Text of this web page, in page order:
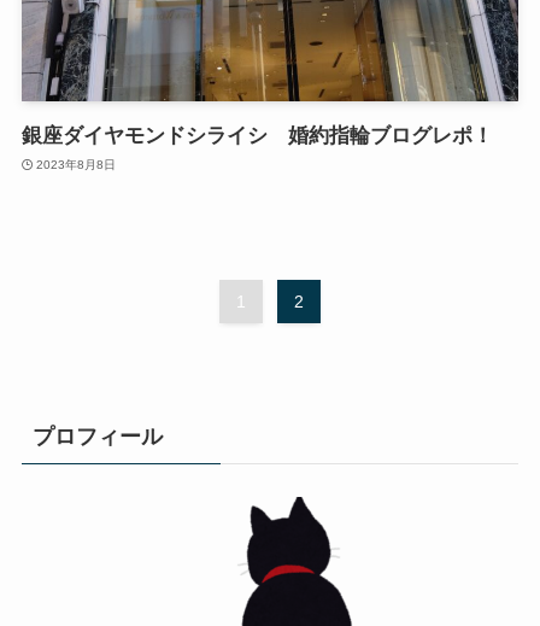
銀座ダイヤモンドシライシ 婚約指輪ブログレポ！
2023年8月8日
1 2
プロフィール